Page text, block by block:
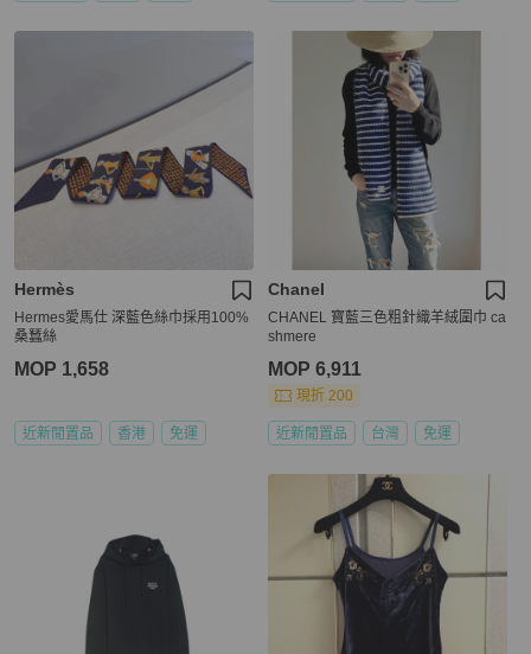
Hermès
Hermes愛馬仕 深藍色絲巾採用100%
桑蠶絲
MOP 1,658
近新閒置品 香港 免運
Chanel
CHANEL 寶藍三色粗針織羊絨圍巾 ca
shmere
MOP 6,911
現折 200
近新閒置品 台灣 免運